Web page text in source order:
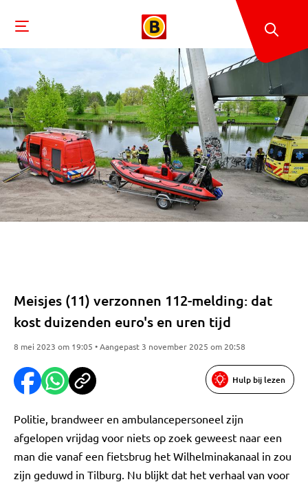
Meisjes (11) verzonnen 112-melding: dat
kost duizenden euro's en uren tijd
8 mei 2023 om 19:05 • Aangepast 3 november 2025 om 20:58
Hulp bij lezen
Politie, brandweer en ambulancepersoneel zijn
afgelopen vrijdag voor niets op zoek geweest naar een
man die vanaf een fietsbrug het Wilhelminakanaal in zou
zijn geduwd in Tilburg. Nu blijkt dat het verhaal van voor